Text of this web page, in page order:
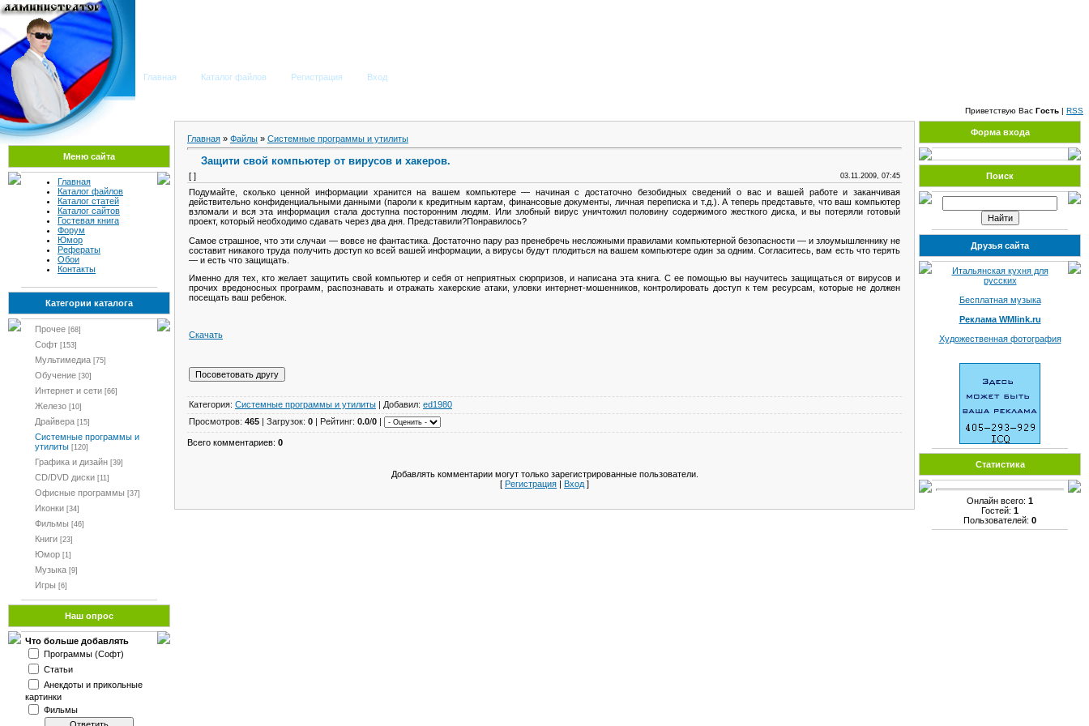
Главная Каталог файлов Регистрация Вход
Приветствую Вас Гость | RSS
Меню сайта
Главная
Каталог файлов
Каталог статей
Каталог сайтов
Гостевая книга
Форум
Юмор
Рефераты
Обои
Контакты
Категории каталога
Прочее [68]
Софт [153]
Мультимедиа [75]
Обучение [30]
Интернет и сети [66]
Железо [10]
Драйвера [15]
Системные программы и
утилиты [120]
Графика и дизайн [39]
CD/DVD диски [11]
Офисные программы [37]
Иконки [34]
Фильмы [46]
Книги [23]
Юмор [1]
Музыка [9]
Игры [6]
Наш опрос
Что больше добавлять
Программы (Софт)
Статьи
Анекдоты и прикольные
картинки
Фильмы
Главная » Файлы » Системные программы и утилиты
Защити свой компьютер oт вирусов и хакеров.
[ ] 03.11.2009, 07:45
Подумайте, сколько ценной информации хранится на вашем компьютере — начиная с достаточно безобидных сведений о вас и вашей работе и заканчивая
действительно конфиденциальными данными (пароли к кредитным картам, финансовые документы, личная переписка и т.д.). А теперь представьте, что ваш компьютер
взломали и вся эта информация стала доступна посторонним людям. Или злобный вирус уничтожил половину содержимого жесткого диска, и вы потеряли готовый
проект, который необходимо сдавать через два дня. Представили?Понравилось?
Самое страшное, что эти случаи — вовсе не фантастика. Достаточно пару раз пренебречь несложными правилами компьютерной безопасности — и злоумышленнику не
составит никакого труда получить доступ ко всей вашей информации, а вирусы будут плодиться на вашем компьютере один за одним. Согласитесь, вам есть что терять
— и есть что защищать.
Именно для тех, кто желает защитить свой компьютер и себя от неприятных сюрпризов, и написана эта книга. С ее помощью вы научитесь защищаться от вирусов и
прочих вредоносных программ, распознавать и отражать хакерские атаки, уловки интернет-мошенников, контролировать доступ к тем ресурсам, которые не должен
посещать ваш ребенок.
Скачать
Категория: Системные программы и утилиты | Добавил: ed1980
Просмотров: 465 | Загрузок: 0 | Рейтинг: 0.0/0 |
Всего комментариев: 0
Добавлять комментарии могут только зарегистрированные пользователи.
[ Регистрация | Вход ]
Форма входа
Поиск
Друзья сайта
Итальянская кухня для
русских
Бесплатная музыка
Реклама WMlink.ru
Художественная фотография
Статистика
Онлайн всего: 1
Гостей: 1
Пользователей: 0